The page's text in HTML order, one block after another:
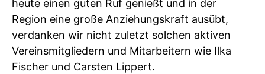
heute einen guten Ruf genießt und in der
Region eine große Anziehungskraft ausübt,
verdanken wir nicht zuletzt solchen aktiven
Vereinsmitgliedern und Mitarbeitern wie Ilka
Fischer und Carsten Lippert.